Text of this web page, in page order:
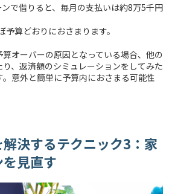
で借りると、毎月の支払いは約8万5千円
算どおりにおさまります。
オーバーの原因となっている場合、他の
、返済額のシミュレーションをしてみた
。意外と簡単に予算内におさまる可能性
決するテクニック3：家
見直す